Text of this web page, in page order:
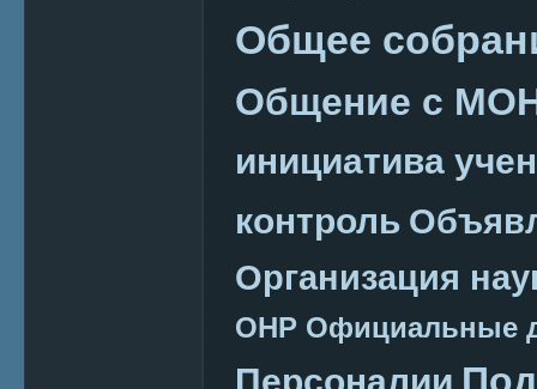
Общее
Общение с
инициатива
контроль
Организация
ОНР Официальные
Персоналии